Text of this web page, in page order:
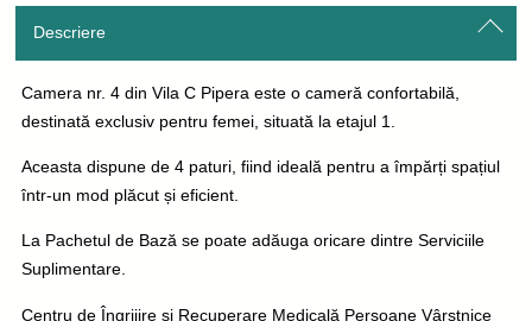
Descriere
Camera nr. 4 din Vila C Pipera este o cameră confortabilă,
destinată exclusiv pentru femei, situată la etajul 1.
Aceasta dispune de 4 paturi, fiind ideală pentru a împărți spațiul
într-un mod plăcut și eficient.
La Pachetul de Bază se poate adăuga oricare dintre Serviciile
Suplimentare.
Centru de Îngrijire și Recuperare Medicală Persoane Vârstnice